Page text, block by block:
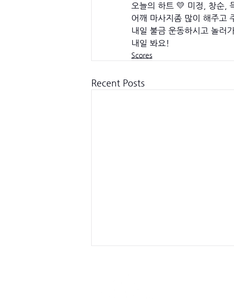
오늘의 하트 💛 미정, 창순,
어깨 마사지좀 많이 해주고
내일 불금 운동하시고 놀러
내일 봐요!
Scores
Recent Posts